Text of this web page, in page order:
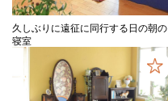
久しぶりに遠征に同行する日の朝の
寝室